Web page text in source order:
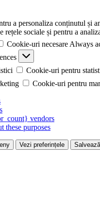
a personaliza conținutul și
rețele sociale și pentru a
Cookie-uri necesare Always
Cookie-uri pentru
Cookie-uri pentru
vendors
these purposes
Vezi preferințele